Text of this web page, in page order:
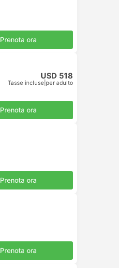
Prenota ora
USD 518
Tasse incluse per adulto
Prenota ora
Prenota ora
Prenota ora